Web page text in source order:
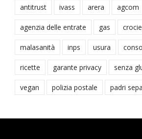
antitrust ivass arera agcom
agenzia delle entrate gas
malasanità inps usura
ricette garante privacy senza
vegan polizia postale padri